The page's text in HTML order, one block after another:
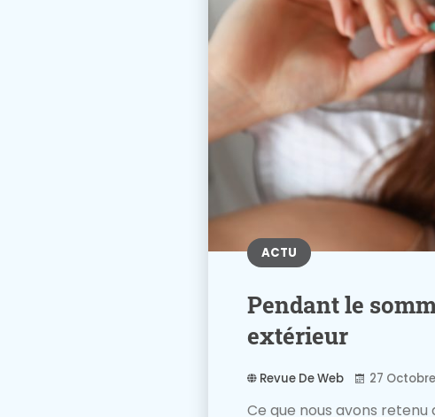
ACTU
Pendant le
extérieur
Revue De Web 27
Ce que nous avons